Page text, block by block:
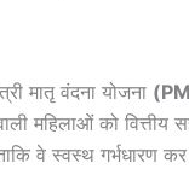
मातृ वंदना योजना
महिलाओं को
वे स्वस्थ गर्भधारण